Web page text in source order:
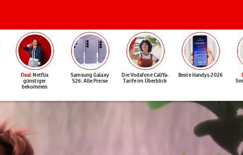
Deal: Netflix
günstiger
bekommen
Samsung Galaxy
S26: Alle Preise
Die Vodafone CallYa-
Tarife im Überblick
Beste Handys 2026